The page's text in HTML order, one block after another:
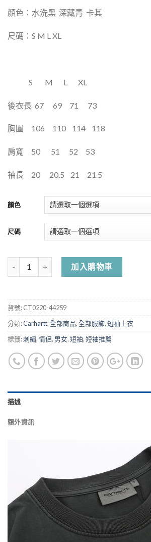
顏色：水洗黑 深藏青 卡其
尺碼：S M L XL
S M L XL
後衣長 67 69 71 73
胸圍 106 110 114 118
肩寬 50 51 52 53
袖長 20 20.5 21 21.5
顏色
尺碼
加入購物車
貨號:CT0220-44259
分類:Carhartt,全部商品,全部服飾,短袖上衣
標籤:刺繡,情侶, 男女,短袖,短袖推薦
描述
額外資訊